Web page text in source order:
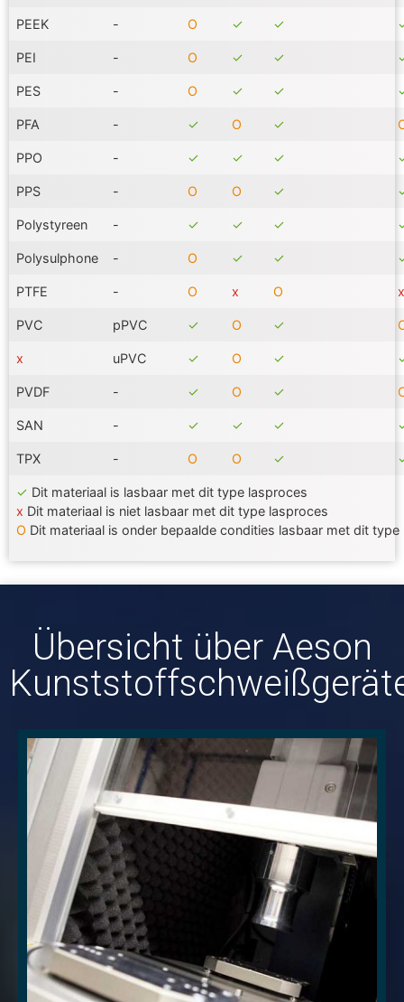
PEEK - Ο ✓ ✓
PEI - Ο ✓ ✓
PES - Ο ✓ ✓
PFA - ✓ Ο ✓
PPO - ✓ ✓ ✓
PPS - Ο Ο ✓
Polystyreen - ✓ ✓ ✓
Polysulphone - Ο ✓ ✓
PTFE - Ο x Ο x
PVC pPVC ✓ Ο ✓
x uPVC ✓ Ο ✓
PVDF - ✓ Ο ✓
SAN - ✓ ✓ ✓
TPX - Ο Ο ✓
✓ Dit materiaal is lasbaar met dit type lasproces
x Dit materiaal is niet lasbaar met dit type lasproces
Ο Dit materiaal is onder bepaalde condities lasbaar met dit
Übersicht über Aeson